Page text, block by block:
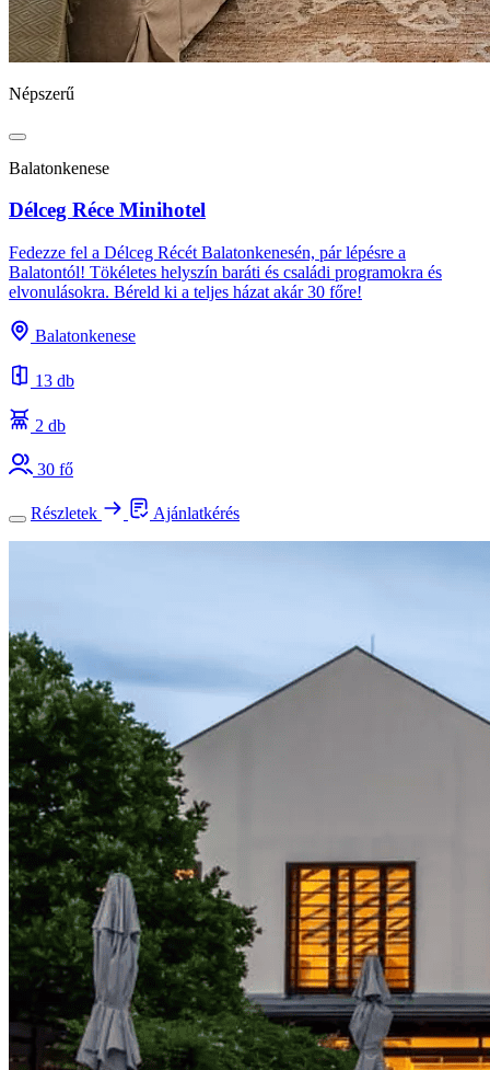
Népszerű
Balatonkenese
Délceg Réce Minihotel
Fedezze fel a Délceg Récét Balatonkenesén, pár lépésre a
Balatontól! Tökéletes helyszín baráti és családi programokra és
elvonulásokra. Béreld ki a teljes házat akár 30 főre!
Balatonkenese
13 db
2 db
30 fő
Részletek Ajánlatkérés